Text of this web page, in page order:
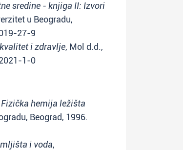
sredine - knjiga II: Izvori
u Beogradu,
27-9
i zdravlje, Mol d.d.,
1-0
hemija ležišta
Beograd, 1996.
i voda,